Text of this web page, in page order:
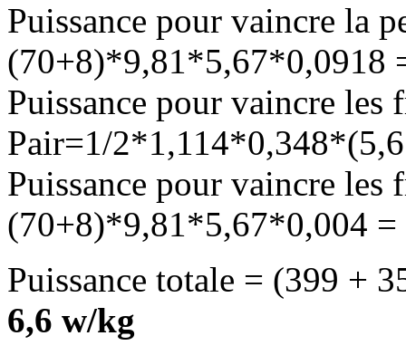
Puissance pour vaincre la
(70+8)*9,81*5,67*0,0918
Puissance pour vaincre les
Pair=1/
Puissance pour vaincre les
(70+8)*9,81*5,67*0,004 =
Puissance totale = (399 +
6,6 w/kg